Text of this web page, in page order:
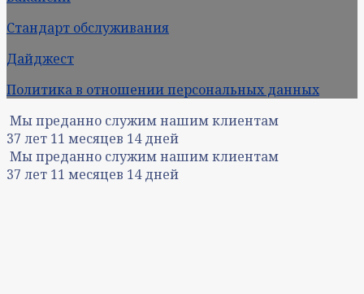
Стандарт обслуживания
Дайджест
Политика в отношении персональных данных
Мы преданно служим нашим клиентам
37 лет 11 месяцев 14дней
Мы преданно служим нашим клиентам
37 лет 11 месяцев 14дней